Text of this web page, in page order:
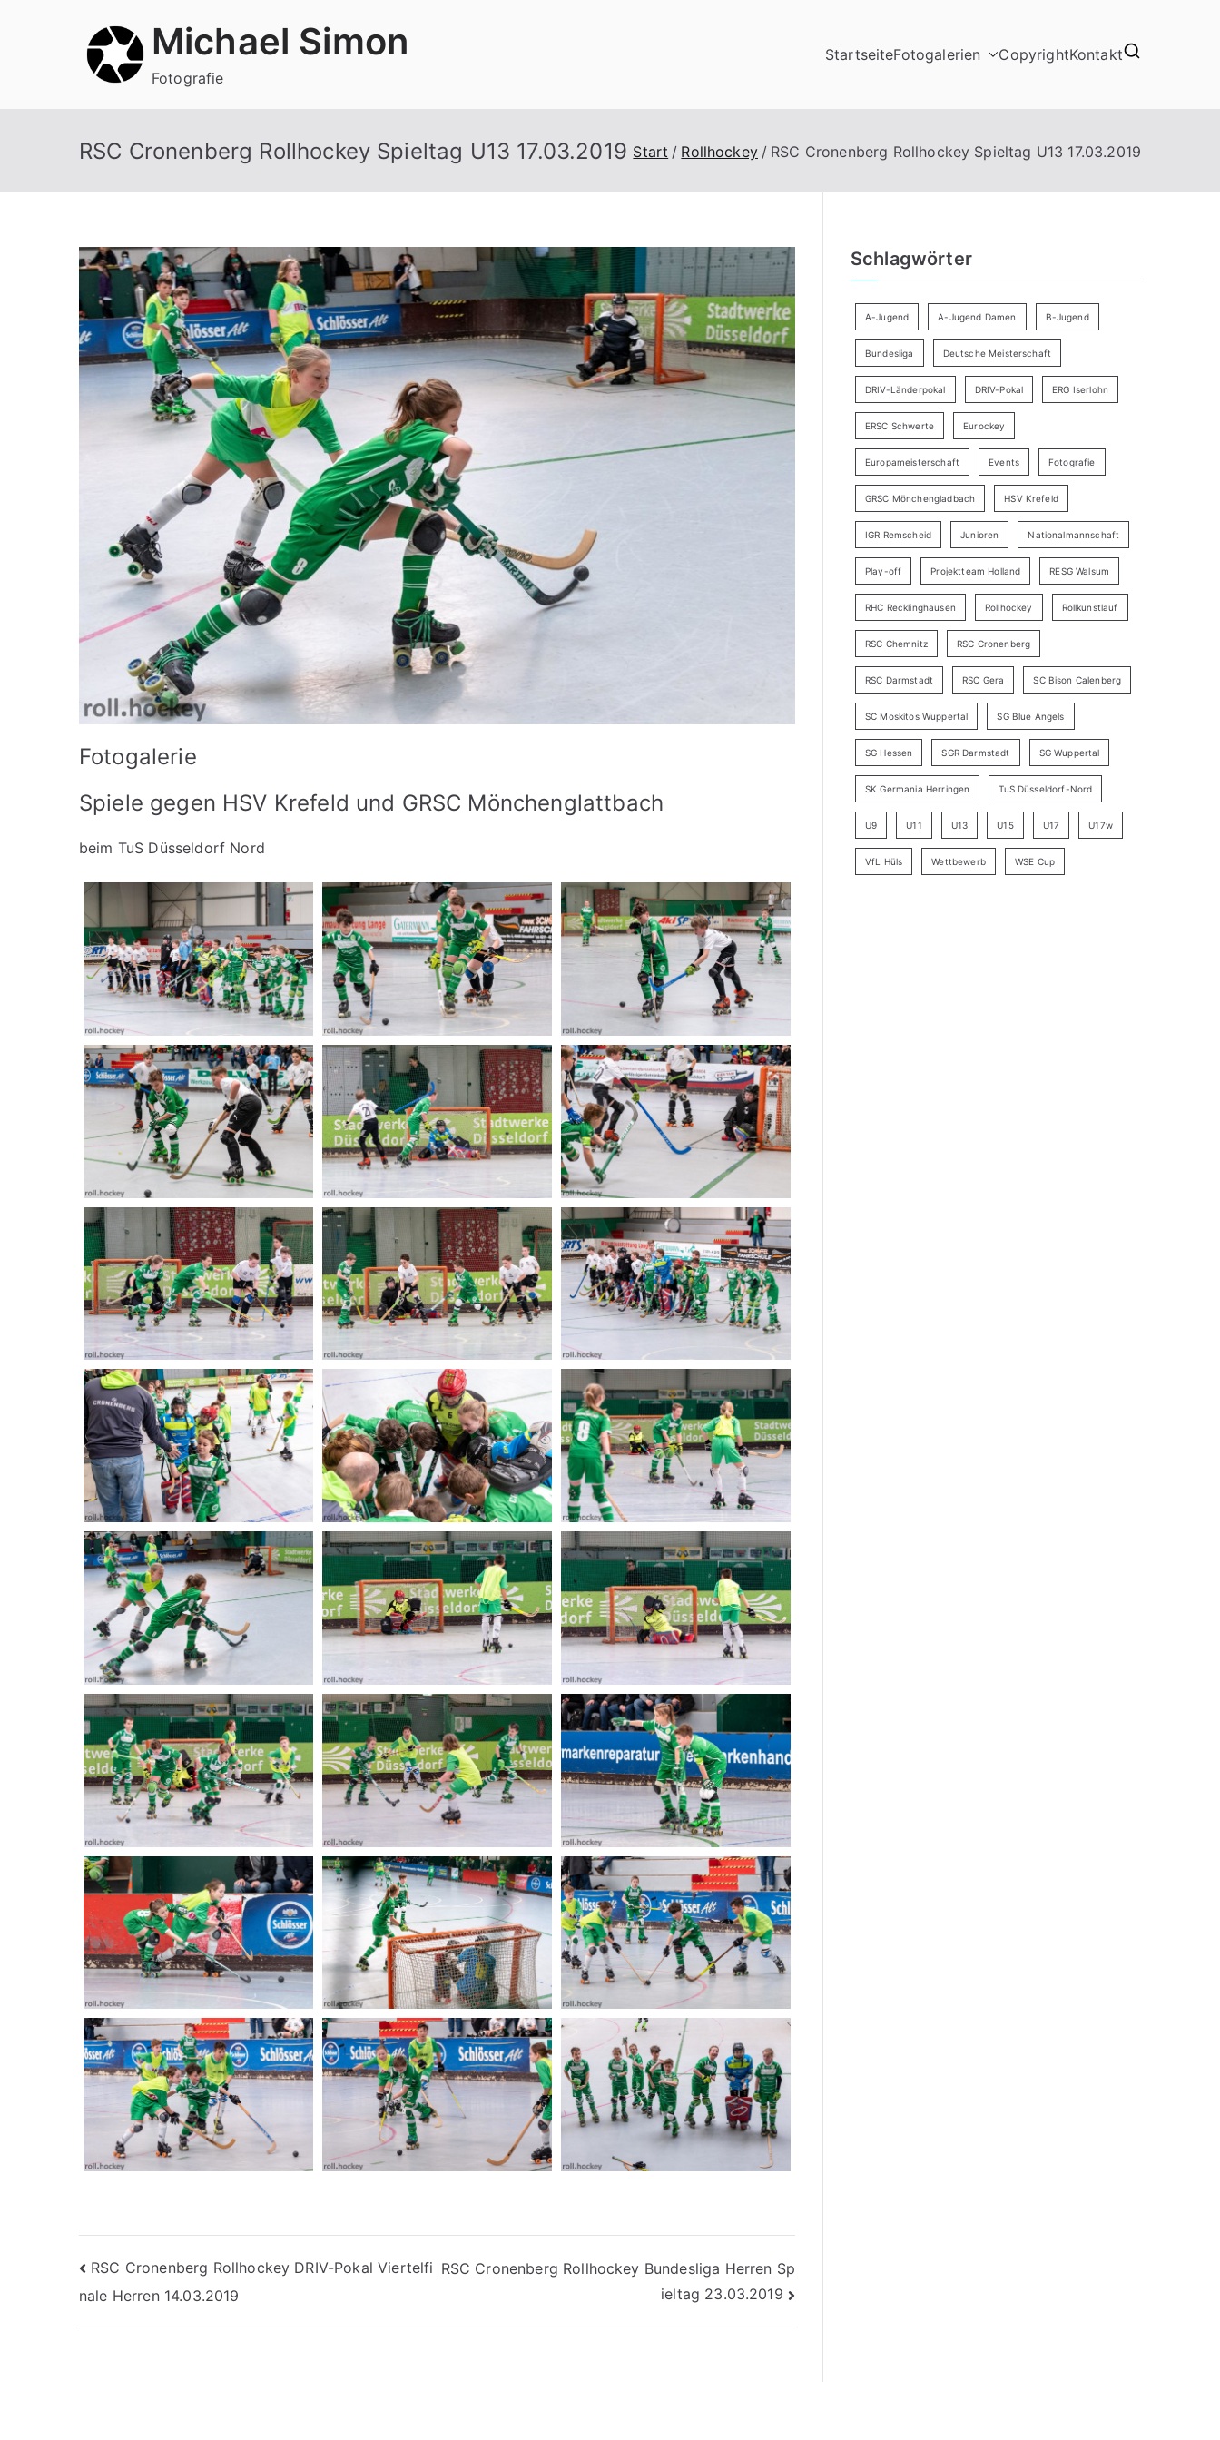
Michael Simon
Fotografie
StartseiteFotogalerien CopyrightKontakt
RSC Cronenberg Rollhockey Spieltag U13 17.03.2019 Start Rollhockey RSC Cronenberg Rollhockey Spieltag U13 17.03.2019
Fotogalerie
Spiele gegen HSV Krefeld und GRSC Mönchenglattbach
beim TuS Düsseldorf Nord
Beitragsnavigation
RSC Cronenberg Rollhockey DRIV-Pokal Viertelfi
nale Herren 14.03.2019
RSC Cronenberg Rollhockey Bundesliga Herren Sp
ieltag 23.03.2019
Schlagwörter
A-Jugend A-Jugend Damen B-Jugend
Bundesliga Deutsche Meisterschaft
DRIV-Länderpokal DRIV-Pokal ERG Iserlohn
ERSC Schwerte Eurockey
Europameisterschaft Events Fotografie
GRSC Mönchengladbach HSV Krefeld
IGR Remscheid Junioren Nationalmannschaft
Play-off Projektteam Holland RESG Walsum
RHC Recklinghausen Rollhockey Rollkunstlauf
RSC Chemnitz RSC Cronenberg
RSC Darmstadt RSC Gera SC Bison Calenberg
SC Moskitos Wuppertal SG Blue Angels
SG Hessen SGR Darmstadt SG Wuppertal
SK Germania Herringen TuS Düsseldorf-Nord
U9 U11 U13 U15 U17 U17w
VfL Hüls Wettbewerb WSE Cup